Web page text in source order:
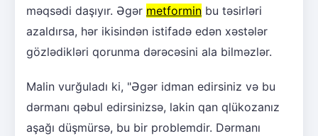
məqsədi daşıyır. Əgər metformin bu təsirləri
azaldırsa, hər ikisindən istifadə edən xəstələr
gözlədikləri qorunma dərəcəsini ala bilməzlər.
Malin vurğuladı ki, "Əgər idman edirsiniz və bu
dərmanı qəbul edirsinizsə, lakin qan qlükozanız
aşağı düşmürsə, bu bir problemdir. Dərmanı